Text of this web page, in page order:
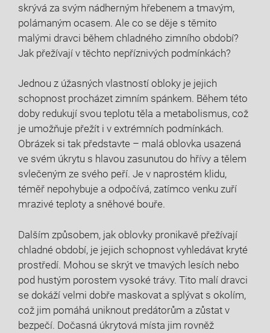
skrývá za svým nádherným hřebenem a tmavým,
polámaným ocasem. Ale co se děje s těmito
malými dravci během chladného zimního období?
Jak přežívají v těchto nepříznivých podmínkách?
Jednou z úžasných vlastností obloky je jejich
schopnost procházet zimním spánkem. Během této
doby redukují svou teplotu těla a metabolismus, což
je umožňuje přežít i v extrémních podmínkách.
Obrázek si tak představte – malá oblovka usazená
ve svém úkrytu s hlavou zasunutou do hřívy a tělem
svlečeným ze svého peří. Je v naprostém klidu,
téměř nepohybuje a odpočívá, zatímco venku zuří
mrazivé teploty a sněhové bouře.
Dalším způsobem, jak oblovky pronikavě přežívají
chladné období, je jejich schopnost vyhledávat kryté
prostředí. Mohou se skrýt ve tmavých lesích nebo
pod hustým porostem vysoké trávy. Tito malí dravci
se dokáží velmi dobře maskovat a splývat s okolím,
což jim pomáhá uniknout predátorům a zůstat v
bezpečí. Dočasná úkrytová místa jim rovněž